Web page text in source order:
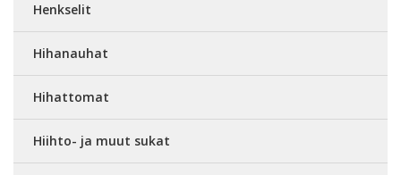
Henkselit
Hihanauhat
Hihattomat
Hiihto- ja muut sukat